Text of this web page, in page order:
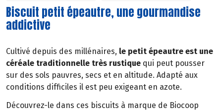
Biscuit petit épeautre, une gourmandise
addictive
Cultivé depuis des millénaires, le petit épeautre est une
céréale traditionnelle très rustique qui peut pousser
sur des sols pauvres, secs et en altitude. Adapté aux
conditions difficiles il est peu exigeant en azote.
Découvrez-le dans ces biscuits à marque de Biocoop